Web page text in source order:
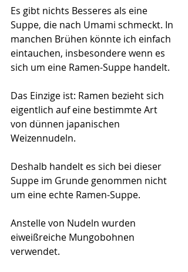
Es gibt nichts Besseres als eine
Suppe, die nach Umami schmeckt. In
manchen Brühen könnte ich einfach
eintauchen, insbesondere wenn es
sich um eine Ramen-Suppe handelt.
Das Einzige ist: Ramen bezieht sich
eigentlich auf eine bestimmte Art
von dünnen japanischen
Weizennudeln.
Deshalb handelt es sich bei dieser
Suppe im Grunde genommen nicht
um eine echte Ramen-Suppe.
Anstelle von Nudeln wurden
eiweißreiche Mungobohnen
verwendet.